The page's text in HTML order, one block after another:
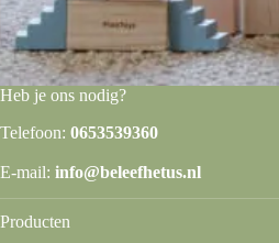
Heb je ons nodig?
Telefoon: 0653539360
E-mail: info@beleefhetus.nl
Producten